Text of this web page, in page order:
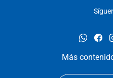
Más